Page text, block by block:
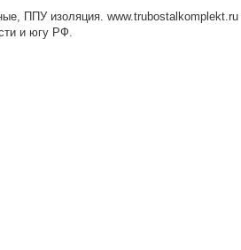
ППУ изоляция. www.trubostalkomplekt.ru
и югу РФ.